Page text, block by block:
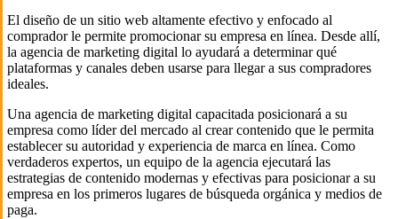
El diseño de un sitio web altamente efectivo y enfocado al
comprador le permite promocionar su empresa en línea. Desde allí,
la agencia de marketing digital lo ayudará a determinar qué
plataformas y canales deben usarse para llegar a sus compradores
ideales.
Una agencia de marketing digital capacitada posicionará a su
empresa como líder del mercado al crear contenido que le permita
establecer su autoridad y experiencia de marca en línea. Como
verdaderos expertos, un equipo de la agencia ejecutará las
estrategias de contenido modernas y efectivas para posicionar a su
empresa en los primeros lugares de búsqueda orgánica y medios de
paga.